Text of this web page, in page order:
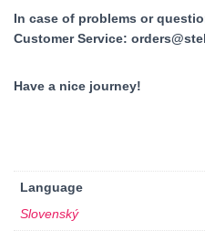
In case of problems or
Customer Service:
Have a nice journey!
Language
Slovenský